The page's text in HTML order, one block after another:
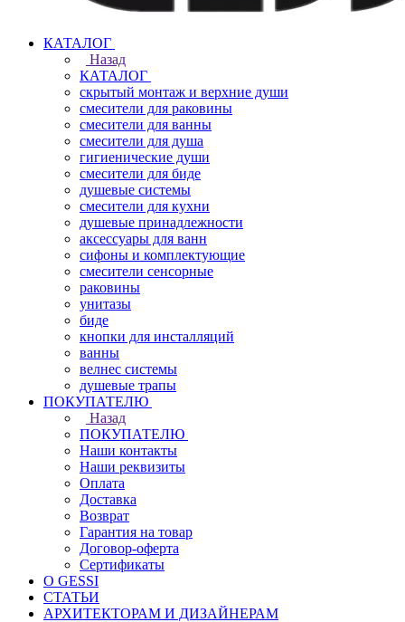
КАТАЛОГ
Назад
КАТАЛОГ
скрытый монтаж и верхние души
смесители для раковины
смесители для ванны
смесители для душа
гигиенические души
смесители для биде
душевые системы
смесители для кухни
душевые принадлежности
аксессуары для ванн
сифоны и комплектующие
смесители сенсорные
раковины
унитазы
биде
кнопки для инсталляций
ванны
велнес системы
душевые трапы
ПОКУПАТЕЛЮ
Назад
ПОКУПАТЕЛЮ
Наши контакты
Наши реквизиты
Оплата
Доставка
Возврат
Гарантия на товар
Договор-оферта
Сертификаты
О GESSI
СТАТЬИ
АРХИТЕКТОРАМ И ДИЗАЙНЕРАМ